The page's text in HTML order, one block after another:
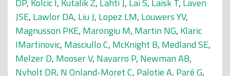
DP, Kolcic I, Kutalik Z, Lahti J, Lai S, Laisk T, Laven
JSE, Lawlor DA, Liu J, Lopez LM, Louwers YV,
Magnusson PKE, Marongiu M, Martin NG, Klaric
IMartinovic, Masciullo C, McKnight B, Medland SE,
Melzer D, Mooser V, Navarro P, Newman AB,
Nyholt DR, N Onland-Moret C, Palotie A, Paré G,